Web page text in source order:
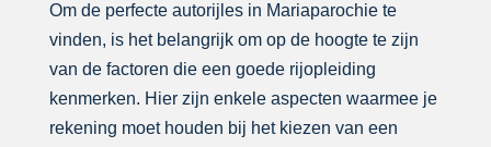
Om de perfecte autorijles in Mariaparochie te
vinden, is het belangrijk om op de hoogte te zijn
van de factoren die een goede rijopleiding
kenmerken. Hier zijn enkele aspecten waarmee je
rekening moet houden bij het kiezen van een